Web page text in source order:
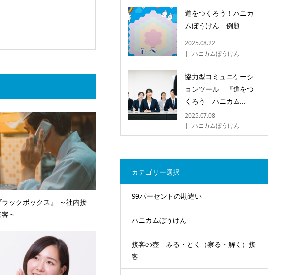
ラックボックス』 ～社内接
～
道をつくろう！ハニカ
ムぼうけん 例題
2025.08.22
ハニカムぼうけん
協力型コミュニケーシ
ョンツール 『道をつ
くろう ハニカム...
2025.07.08
ハニカムぼうけん
カテゴリー選択
99パーセントの勘違い
ハニカムぼうけん
接客の壺 みる・とく（察る・解く）接
客